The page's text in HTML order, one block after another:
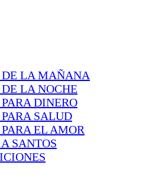
LA MAÑANA
LA NOCHE
DINERO
SALUD
EL AMOR
SANTOS